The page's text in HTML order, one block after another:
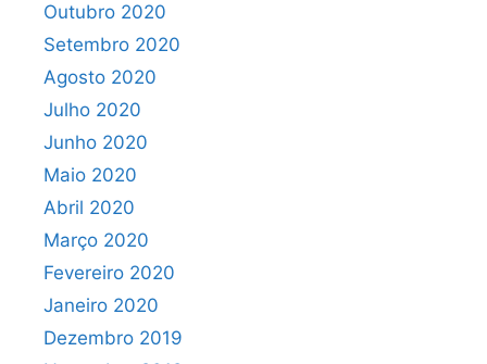
Outubro 2020
Setembro 2020
Agosto 2020
Julho 2020
Junho 2020
Maio 2020
Abril 2020
Março 2020
Fevereiro 2020
Janeiro 2020
Dezembro 2019